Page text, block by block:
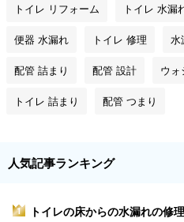
トイレ リフォーム トイレ 水漏
便器 水漏れ トイレ 修理 水
配管 詰まり 配管 設計 ウ
トイレ 詰まり 配管 つまり
人気記事ランキング
1 トイレの床からの水漏れの修